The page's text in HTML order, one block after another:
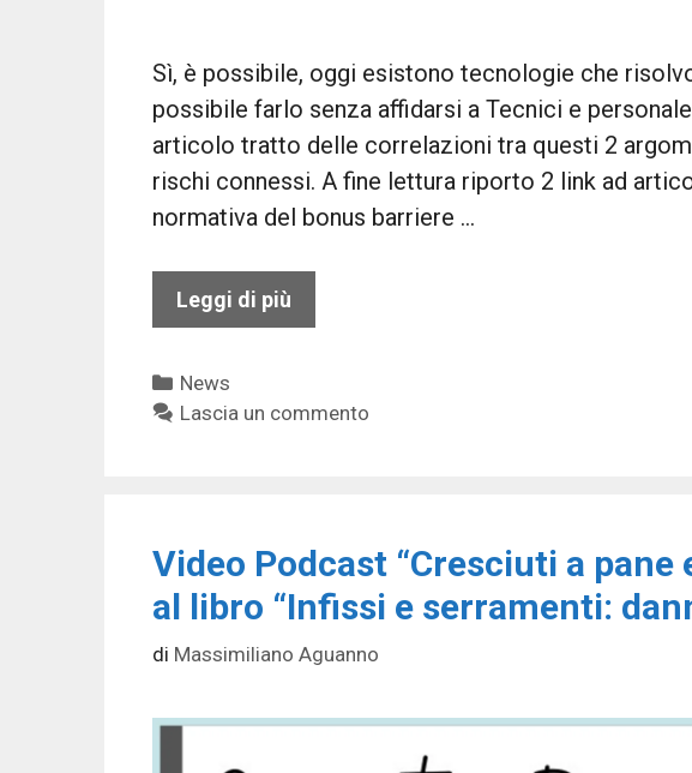
Sì, è possibile, oggi esistono tecnologie che
possibile farlo senza affidarsi a Tecnici e
articolo tratto delle correlazioni tra questi 2
rischi connessi. A fine lettura riporto 2 link ad
normativa del bonus barriere …
Leggi di più
Categorie
News
Lascia un commento
Video Podcast “Cresciuti a pane
al libro “Infissi e serramenti:
di Massimiliano Aguanno